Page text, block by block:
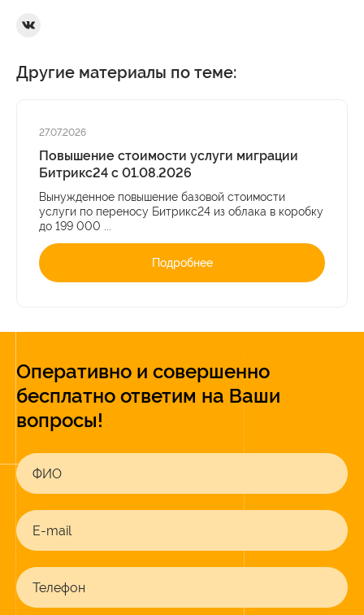
Ссылка на Вконтакте
Другие материалы по теме:
27.07.2026
Повышение стоимости услуги миграции
Битрикс24 с 01.08.2026
Вынужденное повышение базовой стоимости
услуги по переносу Битрикс24 из облака в коробку
до 199 000 ...
Подробнее
Оперативно и совершенно
бесплатно ответим на Ваши
вопросы!
ФИО
E-mail
Телефон